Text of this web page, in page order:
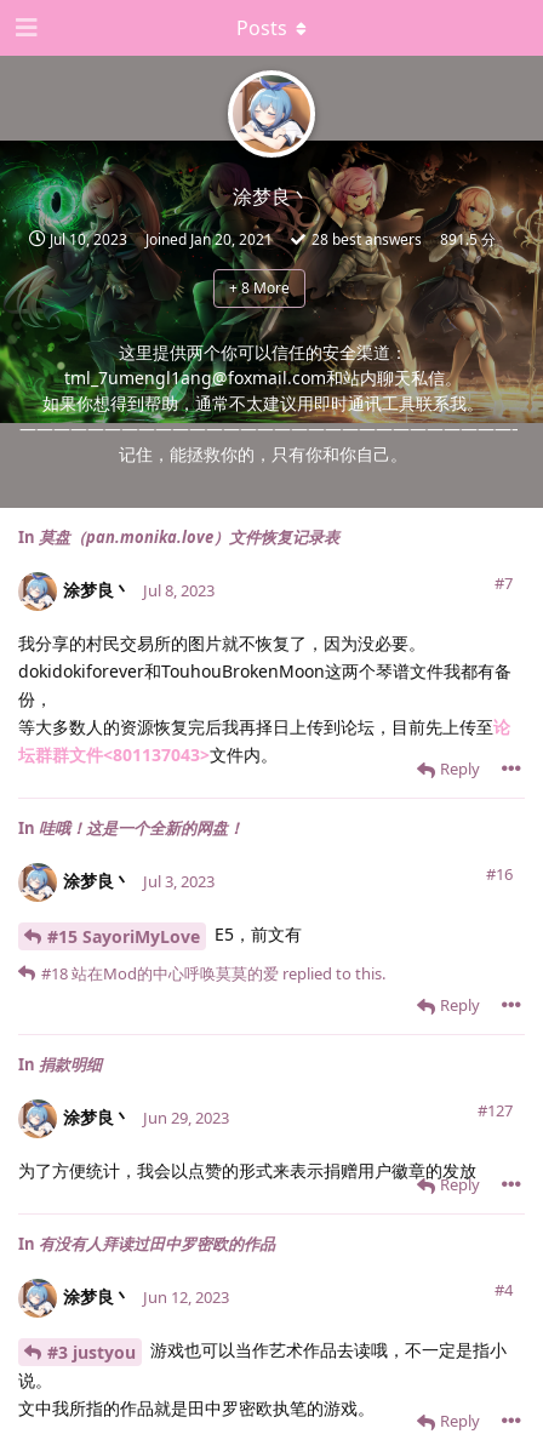
涂梦良丶
Jul 10, 2023 JoinedJan 20, 2021 28 best answers 891.5 分
+8More
这里提供两个你可以信任的安全渠道：
tml_7umengl1ang@foxmail.com和站内聊天私信。
如果你想得到帮助，通常不太建议用即时通讯工具联系我。
记住，能拯救你的，只有你和你自己。
Posts
In 莫盘（pan.monika.love）文件恢复记录表
涂梦良丶 #7
Jul 8, 2023
我分享的村民交易所的图片就不恢复了，因为没必要。
dokidokiforever和TouhouBrokenMoon这两个琴谱文件我都有备
份，
等大多数人的资源恢复完后我再择日上传到论坛，目前先上传至论
坛群群文件<801137043>文件内。
Reply
In 哇哦！这是一个全新的网盘！
涂梦良丶 #16
Jul 3, 2023
#15 SayoriMyLove E5，前文有
Reply
#18站在Mod的中心呼唤莫莫的爱 replied to this.
In 捐款明细
涂梦良丶 #127
Jun 29, 2023
为了方便统计，我会以点赞的形式来表示捐赠用户徽章的发放
Reply
In 有没有人拜读过田中罗密欧的作品
涂梦良丶 #4
Jun 12, 2023
#3 justyou
游戏也可以当作艺术作品去读哦，不一定是指小
说。
文中我所指的作品就是田中罗密欧执笔的游戏。
Reply